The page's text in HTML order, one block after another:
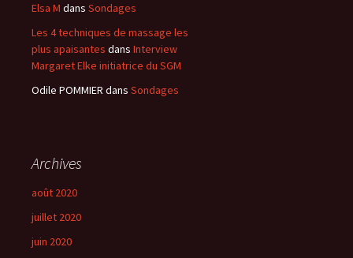
Elsa M dans Sondages
Les 4 techniques de massage les
plus apaisantes dans Interview
Margaret Elke initiatrice du SGM
Odile POMMIER dans Sondages
Archives
août 2020
juillet 2020
juin 2020